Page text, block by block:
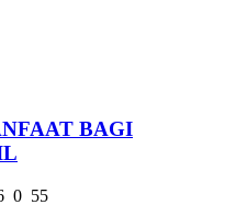
BAGI
0 55